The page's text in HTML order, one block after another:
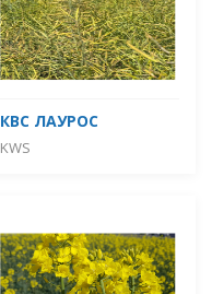
КВС ЛАУРОС
KWS